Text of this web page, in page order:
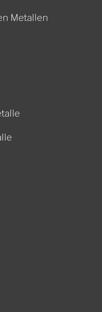
Metallen